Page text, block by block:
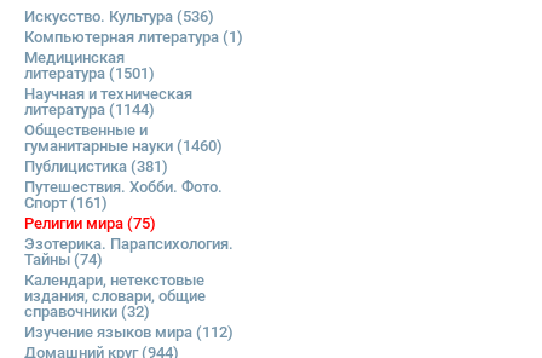
Искусство. Культура (536)
Компьютерная литература (1)
Медицинская
литература (1501)
Научная и техническая
литература (1144)
Общественные и
гуманитарные науки (1460)
Публицистика (381)
Путешествия. Хобби. Фото.
Спорт(161)
Религии мира (75)
Эзотерика. Парапсихология.
Тайны (74)
Календари, нетекстовые
издания, словари, общие
справочники (32)
Изучение языков мира (112)
Домашний круг(944)